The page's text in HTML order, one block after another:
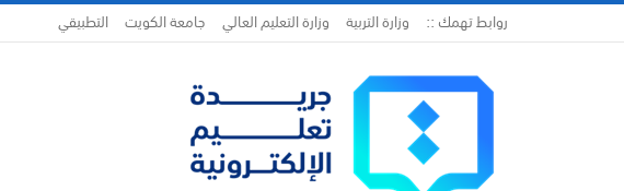
روابط تهمك :: وزارة التربية وزارة التعليم العالي جامعة الكويت التطبيقي